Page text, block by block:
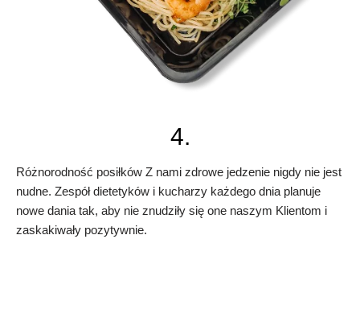
4.
Różnorodność posiłków Z nami zdrowe jedzenie nigdy nie jest
nudne. Zespół dietetyków i kucharzy każdego dnia planuje
nowe dania tak, aby nie znudziły się one naszym Klientom i
zaskakiwały pozytywnie.